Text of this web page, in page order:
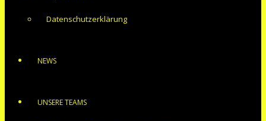
Datenschutzerklärung
NEWS
UNSERE TEAMS